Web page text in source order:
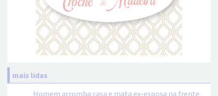
mais lidas
Homem arromba casa e mata ex-esposa na frente